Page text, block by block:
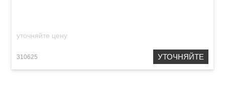
уточняйте цену
310625 УТОЧНЯЙТЕ